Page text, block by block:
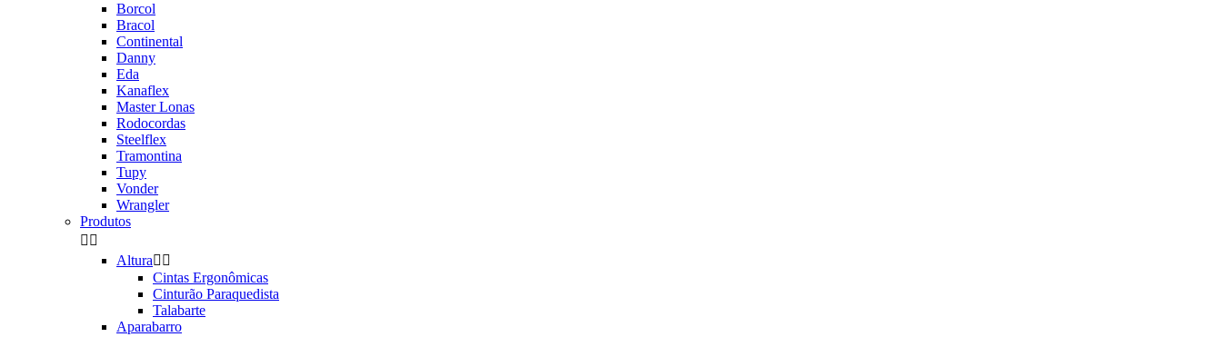
Borcol
Bracol
Continental
Danny
Eda
Kanaflex
Master Lonas
Rodocordas
Steelflex
Tramontina
Tupy
Vonder
Wrangler
Produtos
 
Altura 
Cintas Ergonômicas
Cinturão Paraquedista
Talabarte
Aparabarro